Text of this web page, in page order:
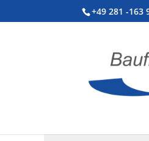
+49 281 -163